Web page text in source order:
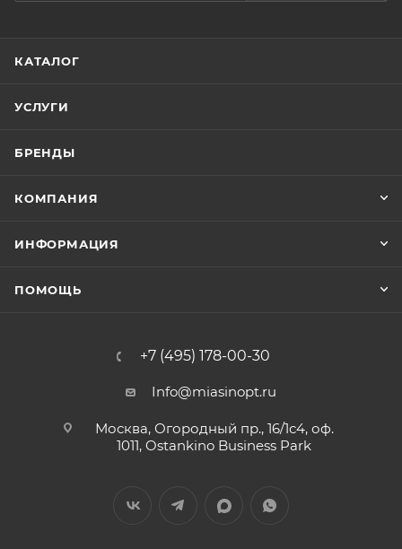
КАТАЛОГ
УСЛУГИ
БРЕНДЫ
КОМПАНИЯ
ИНФОРМАЦИЯ
ПОМОЩЬ
+7 (495) 178-00-30
Info@miasinopt.ru
Москва, Огородный пр., 16/1с4, оф.
1011, Ostankino Business Park